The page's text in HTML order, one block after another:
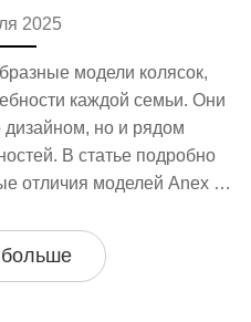
2025
модели колясок,
каждой семьи. Они
дизайном, но и рядом
В статье подробно
отличия моделей Anex и
как выбрать безопасную
без лишних трат.
больше